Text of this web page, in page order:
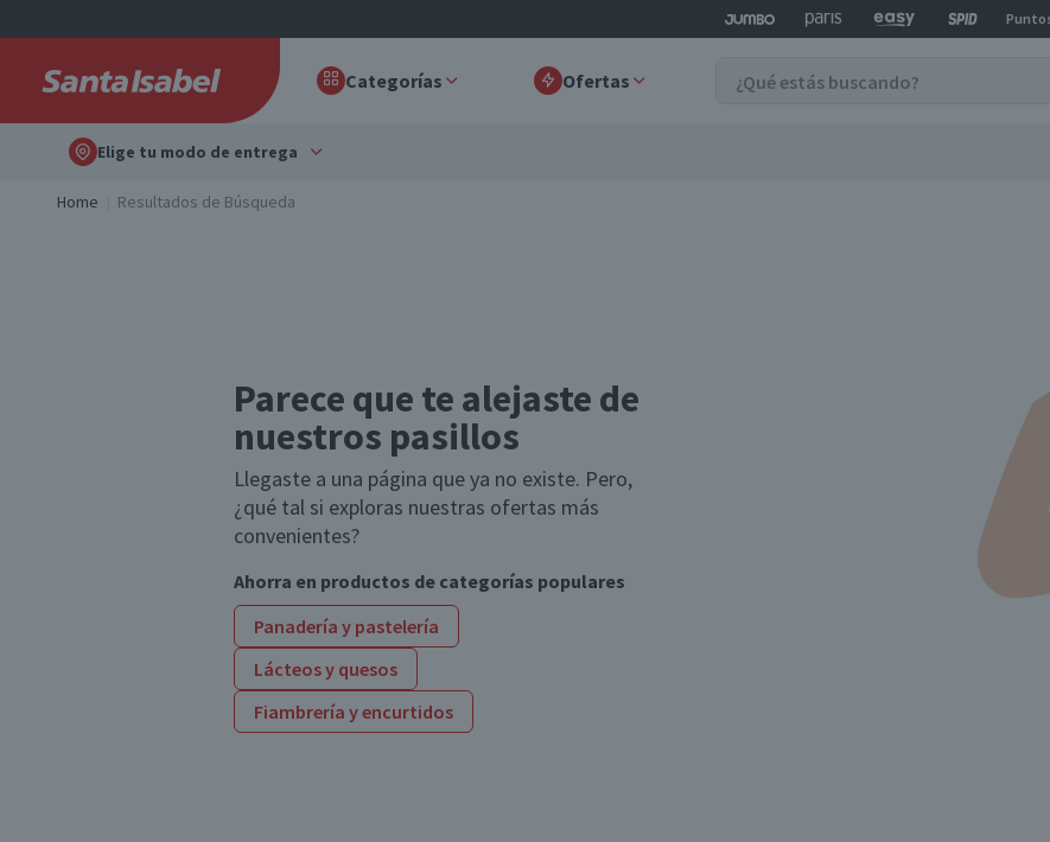
Categorías Ofertas
Elige tu modo de entrega
Home Resultados de Búsqueda
Parece que te alejaste de
nuestros pasillos
Llegaste a una página que ya no existe. Pero,
¿qué tal si exploras nuestras ofertas más
convenientes?
Ahorra en productos de categorías populares
Panadería y pastelería
Lácteos y quesos
Fiambrería y encurtidos